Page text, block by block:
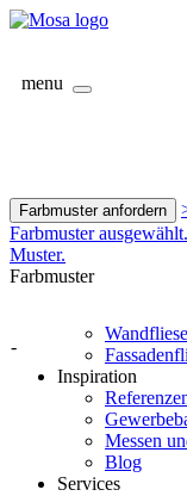
menu
Farbmuster anfordern
Farbmuster
Muster.
Farbmuster
-
Inspiration
Messen
Blog
Services